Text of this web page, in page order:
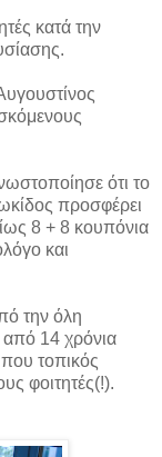
κατά την
ότι το
προσφέρει
8 + 8 κουπόνια
και
την όλη
από 14 χρόνια
τοπικός
φοιτητές(!).